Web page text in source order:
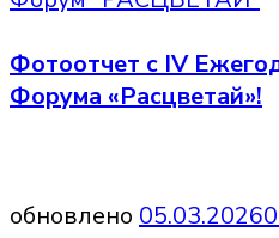
Фотоотчет с IV
Форума «Расцветай»!
обновлено 05.03.2026